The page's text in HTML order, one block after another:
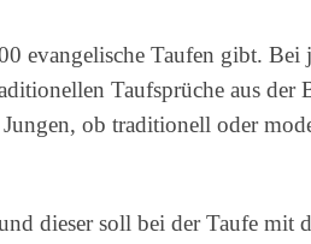
evangelische Taufen gibt. Bei
Taufsprüche aus
ob traditionell oder
dieser soll bei der Taufe mit